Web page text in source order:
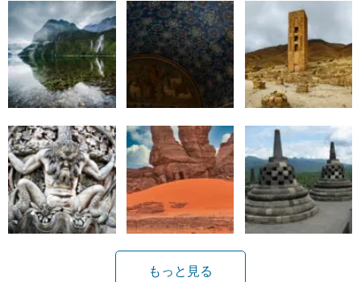
もっと見る